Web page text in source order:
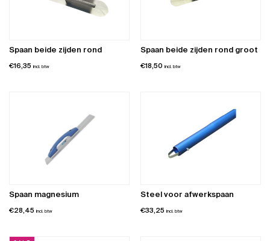
Spaan beide zijden rond
€16,35 incl. btw
Spaan beide zijden rond groot
€18,50 incl. btw
Spaan magnesium
€28,45 incl. btw
Steel voor afwerkspaan
€33,25 incl. btw